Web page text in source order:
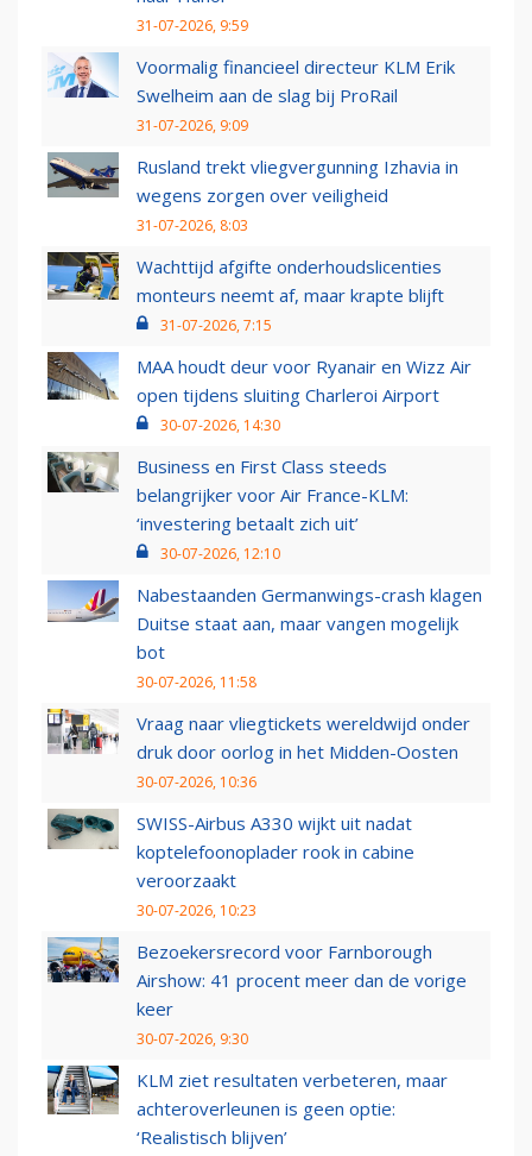
31-07-2026, 9:59
Voormalig financieel directeur KLM Erik
Swelheim aan de slag bij ProRail
31-07-2026, 9:09
Rusland trekt vliegvergunning Izhavia in
wegens zorgen over veiligheid
31-07-2026, 8:03
Wachttijd afgifte onderhoudslicenties
monteurs neemt af, maar krapte blijft
31-07-2026, 7:15
MAA houdt deur voor Ryanair en Wizz Air
open tijdens sluiting Charleroi Airport
30-07-2026, 14:30
Business en First Class steeds
belangrijker voor Air France-KLM:
‘investering betaalt zich uit’
30-07-2026, 12:10
Nabestaanden Germanwings-crash klagen
Duitse staat aan, maar vangen mogelijk
bot
30-07-2026, 11:58
Vraag naar vliegtickets wereldwijd onder
druk door oorlog in het Midden-Oosten
30-07-2026, 10:36
SWISS-Airbus A330 wijkt uit nadat
koptelefoonoplader rook in cabine
veroorzaakt
30-07-2026, 10:23
Bezoekersrecord voor Farnborough
Airshow: 41 procent meer dan de vorige
keer
30-07-2026, 9:30
KLM ziet resultaten verbeteren, maar
achteroverleunen is geen optie:
‘Realistisch blijven’